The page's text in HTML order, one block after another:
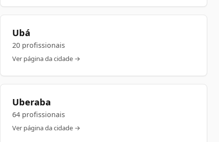
Ubá
20 profissionais
Ver página da cidade →
Uberaba
64 profissionais
Ver página da cidade →